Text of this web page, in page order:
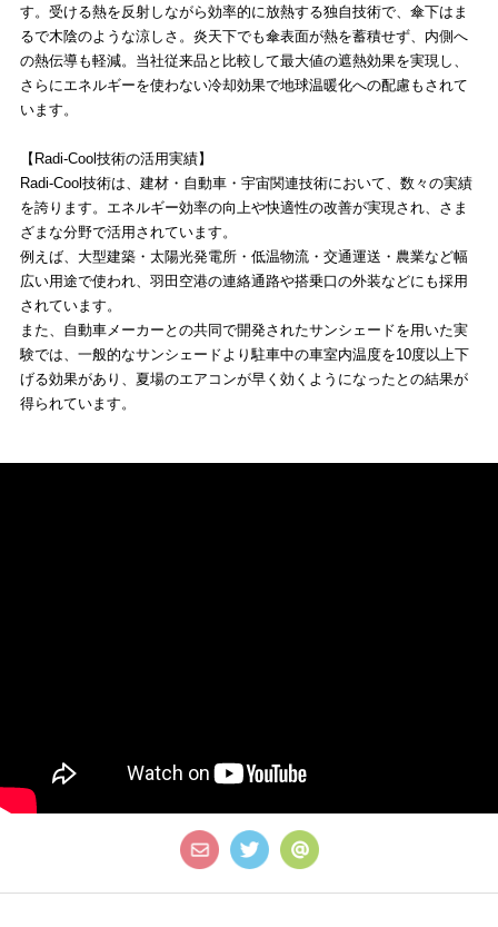
す。受ける熱を反射しながら効率的に放熱する独自技術で、傘下はま
るで木陰のような涼しさ。炎天下でも傘表面が熱を蓄積せず、内側へ
の熱伝導も軽減。当社従来品と比較して最大値の遮熱効果を実現し、
さらにエネルギーを使わない冷却効果で地球温暖化への配慮もされて
います。
【Radi-Cool技術の活用実績】
Radi-Cool技術は、建材・自動車・宇宙関連技術において、数々の実績
を誇ります。エネルギー効率の向上や快適性の改善が実現され、さま
ざまな分野で活用されています。
例えば、大型建築・太陽光発電所・低温物流・交通運送・農業など幅
広い用途で使われ、羽田空港の連絡通路や搭乗口の外装などにも採用
されています。
また、自動車メーカーとの共同で開発されたサンシェードを用いた実
験では、一般的なサンシェードより駐車中の車室内温度を10度以上下
げる効果があり、夏場のエアコンが早く効くようになったとの結果が
得られています。